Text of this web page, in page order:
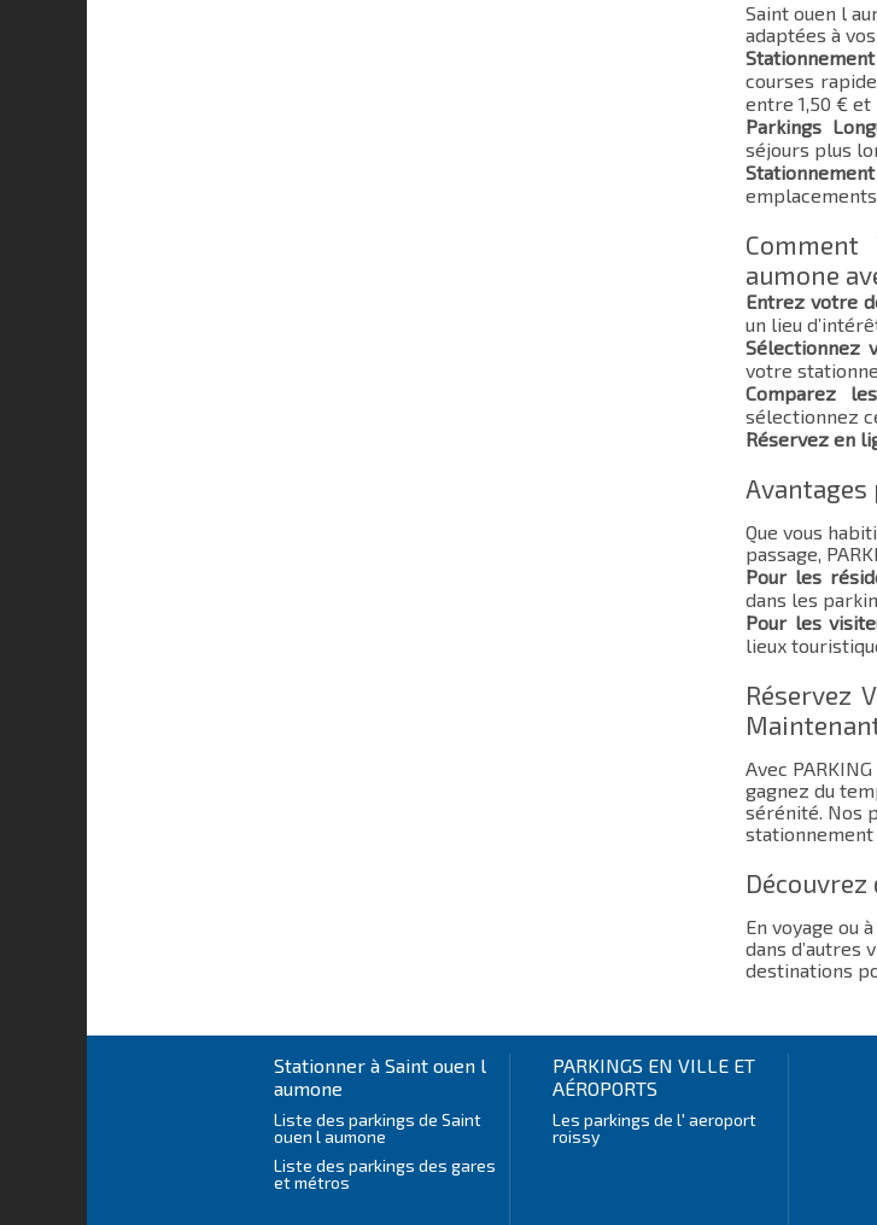
Saint ouen l
adaptées à
courses
entre 1,50 € et
Parkings
séjours plus
aumone
Entrez votre
un lieu
Sélectionnez
votre
Comparez
sélectionnez
Réservez en
Avantages
Que vous
passage,
Pour les
dans les
Pour les
lieux
Réservez
Avec
gagnez du
sérénité. Nos
stationnement
Découvrez
En voyage ou
dans d’autres
destinations
Stationner à Saint ouen l
aumone
Liste des parkings de Saint
ouen l aumone
Liste des parkings des gares
et métros
PARKINGS EN VILLE ET
AÉROPORTS
Les parkings de l' aeroport
roissy